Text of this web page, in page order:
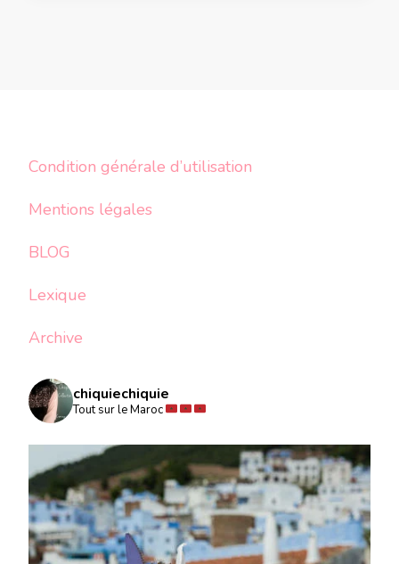
Condition générale d’utilisation
Mentions légales
BLOG
Lexique
Archive
chiquiechiquie
Tout sur le Maroc